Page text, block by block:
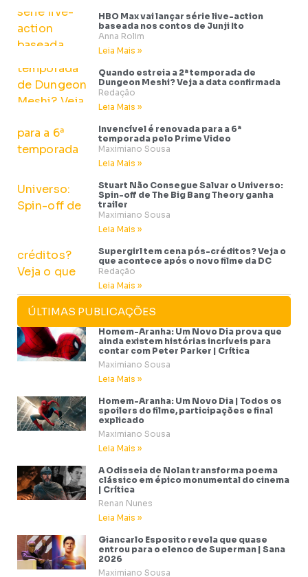
HBO Max vai lançar série live-action
baseada nos contos de Junji Ito
Anna Rolim
Leia Mais »
Quando estreia a 2ª temporada de
Dungeon Meshi? Veja a data confirmada
Redação
Leia Mais »
Invencível é renovada para a 6ª
temporada pelo Prime Video
Maximiano Sousa
Leia Mais »
Stuart Não Consegue Salvar o Universo:
Spin-off de The Big Bang Theory ganha
trailer
Maximiano Sousa
Leia Mais »
Supergirl tem cena pós-créditos? Veja o
que acontece após o novo filme da DC
Redação
Leia Mais »
ÚLTIMAS PUBLICAÇÕES
Homem-Aranha: Um Novo Dia prova que
ainda existem histórias incríveis para
contar com Peter Parker | Crítica
Maximiano Sousa
Leia Mais »
Homem-Aranha: Um Novo Dia | Todos os
spoilers do filme, participações e final
explicado
Maximiano Sousa
Leia Mais »
A Odisseia de Nolan transforma poema
clássico em épico monumental do cinema
| Crítica
Renan Nunes
Leia Mais »
Giancarlo Esposito revela que quase
entrou para o elenco de Superman | Sana
2026
Maximiano Sousa